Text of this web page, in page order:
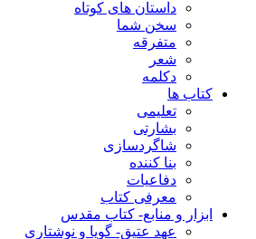
داستان های کوتاه
سخن شما
متفرقه
شعر
دکلمه
کتاب ها
تعلیمی
بشارتی
شاگردسازی
بنا کننده
دفاعیات
معرفی کتاب
ابزار و منابع- کتاب مقدس
عهد عتیق- گویا و نوشتاری